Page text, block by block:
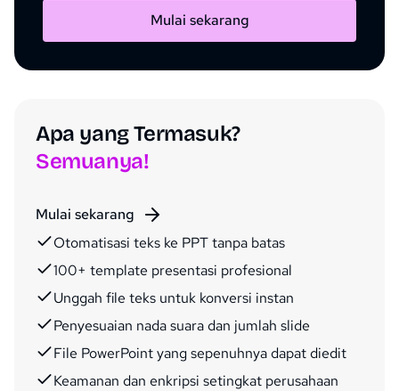
Mulai sekarang
Apa yang Termasuk?
Semuanya!
Mulai sekarang
Otomatisasi teks ke PPT tanpa batas
100+ template presentasi profesional
Unggah file teks untuk konversi instan
Penyesuaian nada suara dan jumlah slide
File PowerPoint yang sepenuhnya dapat diedit
Keamanan dan enkripsi setingkat perusahaan